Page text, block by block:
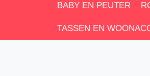
BABY EN PEUTER
TASSEN EN